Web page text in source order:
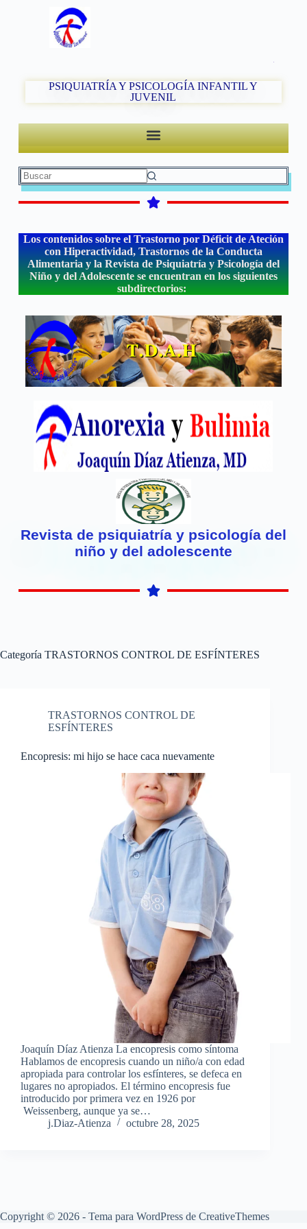
PSIQUIATRÍA Y PSICOLOGÍA INFANTIL Y
JUVENIL
Los contenidos sobre el Trastorno por Déficit de Ateción
con Hiperactividad, Trastornos de la Conducta
Alimentaria y la Revista de Psiquiatría y Psicología del
Niño y del Adolescente se encuentran en los siguientes
subdirectorios:
Revista de psiquiatría y psicología del
niño y del adolescente
Categoría TRASTORNOS CONTROL DE ESFÍNTERES
TRASTORNOS CONTROL DE
ESFÍNTERES
Encopresis: mi hijo se hace caca nuevamente
Joaquín Díaz Atienza La encopresis como síntoma
Hablamos de encopresis cuando un niño/a con edad
apropiada para controlar los esfínteres, se defeca en
lugares no apropiados. El término encopresis fue
introducido por primera vez en 1926 por
Weissenberg, aunque ya se…
j.Diaz-Atienza
octubre 28, 2025
Copyright © 2026 - Tema para WordPress de CreativeThemes